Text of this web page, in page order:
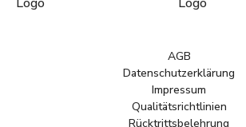
AGB
Datenschutzerklärung
Impressum
Qualitätsrichtlinien
Rücktrittsbelehrung